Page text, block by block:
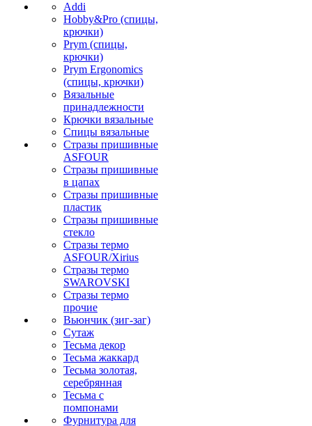
Addi
Hobby&Pro (спицы,
крючки)
Prym (спицы,
крючки)
Prym Ergonomics
(спицы, крючки)
Вязальные
принадлежности
Крючки вязальные
Спицы вязальные
Стразы пришивные
ASFOUR
Стразы пришивные
в цапах
Стразы пришивные
пластик
Стразы пришивные
стекло
Стразы термо
ASFOUR/Xirius
Стразы термо
SWAROVSKI
Стразы термо
прочие
Вьюнчик (зиг-заг)
Сутаж
Тесьма декор
Тесьма жаккард
Тесьма золотая,
серебрянная
Тесьма с
помпонами
Фурнитура для